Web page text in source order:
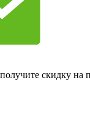
скидку на